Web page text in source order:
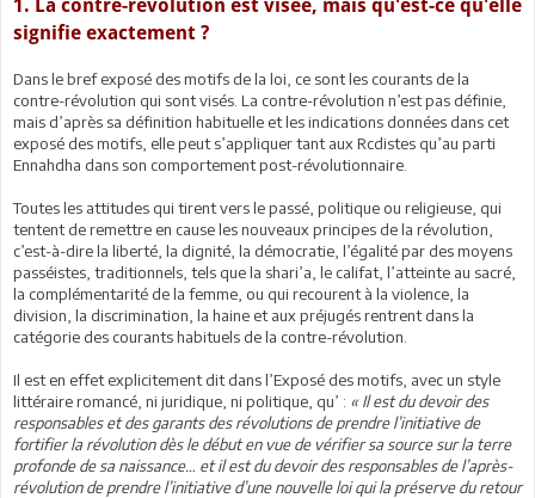
1. La contre-révolution est visée, mais qu'est-ce qu'elle
signifie exactement ?
Dans le bref exposé des motifs de la loi, ce sont les courants de la
contre-révolution qui sont visés. La contre-révolution n’est pas définie,
mais d’après sa définition habituelle et les indications données dans cet
exposé des motifs, elle peut s’appliquer tant aux Rcdistes qu’au parti
Ennahdha dans son comportement post-révolutionnaire.
Toutes les attitudes qui tirent vers le passé, politique ou religieuse, qui
tentent de remettre en cause les nouveaux principes de la révolution,
c’est-à-dire la liberté, la dignité, la démocratie, l’égalité par des moyens
passéistes, traditionnels, tels que la shari’a, le califat, l’atteinte au sacré,
la complémentarité de la femme, ou qui recourent à la violence, la
division, la discrimination, la haine et aux préjugés rentrent dans la
catégorie des courants habituels de la contre-révolution.
Il est en effet explicitement dit dans l’Exposé des motifs, avec un style
littéraire romancé, ni juridique, ni politique, qu’ : « Il est du devoir des
responsables et des garants des révolutions de prendre l’initiative de
fortifier la révolution dès le début en vue de vérifier sa source sur la terre
profonde de sa naissance… et il est du devoir des responsables de l’après-
révolution de prendre l’initiative d’une nouvelle loi qui la préserve du retour